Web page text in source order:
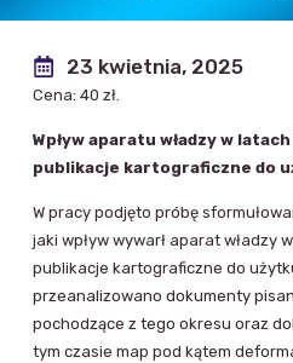
23 kwietnia, 2025
Cena: 40 zł.
Wpływ aparatu władzy w
publikacje kartograficzne do
W pracy podjęto próbę
jaki wpływ wywarł aparat władzy
publikacje kartograficzne do
przeanalizowano dokumenty
pochodzące z tego okresu oraz
tym czasie map pod kątem